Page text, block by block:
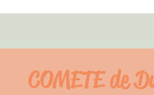
COMETE de